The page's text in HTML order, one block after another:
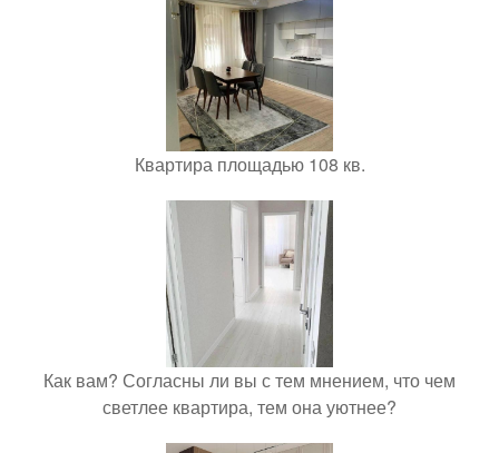
Квартира площадью 108 кв.
Как вам? Согласны ли вы с тем мнением, что чем
светлее квартира, тем она уютнее?